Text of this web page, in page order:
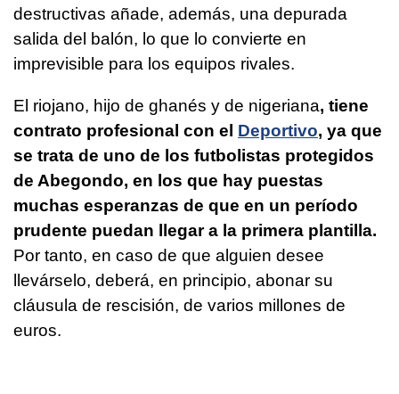
destructivas añade, además, una depurada
salida del balón, lo que lo convierte en
imprevisible para los equipos rivales.
El riojano, hijo de ghanés y de nigeriana, tiene
contrato profesional con el Deportivo, ya que
se trata de uno de los futbolistas protegidos
de Abegondo, en los que hay puestas
muchas esperanzas de que en un período
prudente puedan llegar a la primera plantilla.
Por tanto, en caso de que alguien desee
llevárselo, deberá, en principio, abonar su
cláusula de rescisión, de varios millones de
euros.